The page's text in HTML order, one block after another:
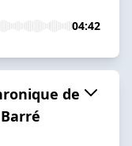
04:42
de